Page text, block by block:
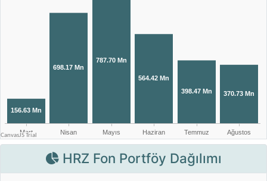
HRZ Fon Portföy Dağılımı